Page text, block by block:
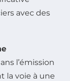
avec des
l’émission
la voie à une